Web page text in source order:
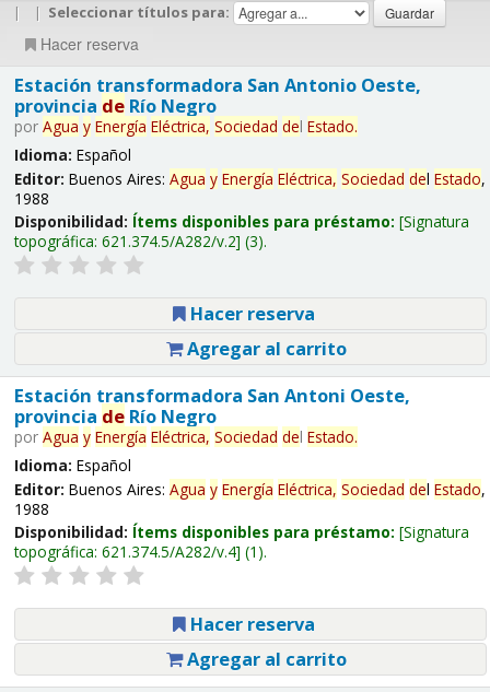
| | Seleccionar títulos para:
Hacer reserva
Estación transformadora San Antonio Oeste,
provincia deRío Negro
por Agua y Energía Eléctrica, Sociedad del Estado.
Idioma: Español
Editor: Buenos Aires: Agua y Energía Eléctrica, Sociedad del Estado,
1988
Disponibilidad: Ítems disponibles para préstamo: Signatura
topográfica: 621.374.5/A282/v.2 (3).
Hacer reserva
Agregar al carrito
Estación transformadora San Antoni Oeste,
provincia deRío Negro
por Agua y Energía Eléctrica, Sociedad del Estado.
Idioma: Español
Editor: Buenos Aires: Agua y Energía Eléctrica, Sociedad del Estado,
1988
Disponibilidad: Ítems disponibles para préstamo: Signatura
topográfica: 621.374.5/A282/v.4 (1).
Hacer reserva
Agregar al carrito